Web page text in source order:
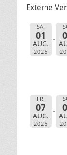
Externe
SA.
01
AUG.
2026
FR.
07
AUG.
2026